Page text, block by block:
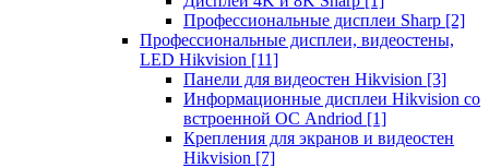
Профессиональные дисплеи Sharp [2]
Профессиональные дисплеи, видеостены,
LED Hikvision [11]
Панели для видеостен Hikvision [3]
Информационные дисплеи Hikvision со
встроенной ОС Andriod [1]
Крепления для экранов и видеостен
Hikvision [7]